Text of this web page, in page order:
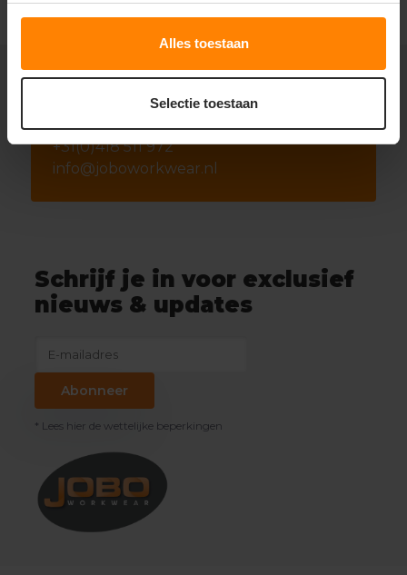
Alles toestaan
Selectie toestaan
+31(0)418 511 972
info@joboworkwear.nl
Schrijf je in voor exclusief
nieuws & updates
Abonneer
* Lees hier de wettelijke beperkingen